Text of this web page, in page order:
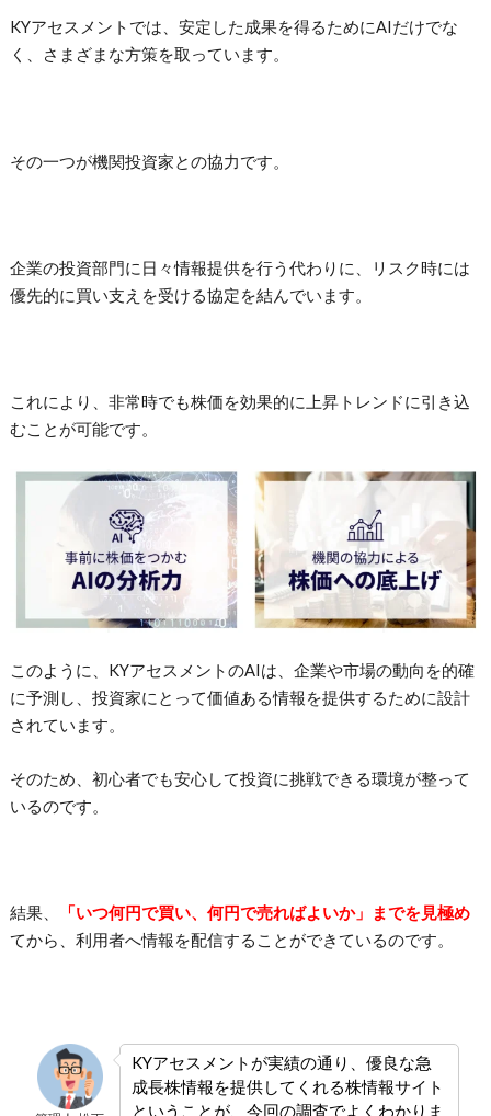
KYアセスメントでは、安定した成果を得るためにAIだけでな
く、さまざまな方策を取っています。
その一つが機関投資家との協力です。
企業の投資部門に日々情報提供を行う代わりに、リスク時には
優先的に買い支えを受ける協定を結んでいます。
これにより、非常時でも株価を効果的に上昇トレンドに引き込
むことが可能です。
このように、KYアセスメントのAIは、企業や市場の動向を的確
に予測し、投資家にとって価値ある情報を提供するために設計
されています。
そのため、初心者でも安心して投資に挑戦できる環境が整って
いるのです。
結果、
「いつ何円で買い、何円で売ればよいか」までを見極め
てから、利用者へ情報を配信することができているのです。
KYアセスメントが実績の通り
、優良な急
成長株情報を提供してくれる株情報サイト
ということが、今回の調査でよくわかりま